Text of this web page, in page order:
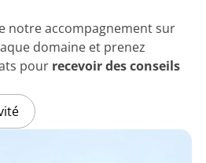
notre accompagnement sur
domaine et prenez
pour recevoir des conseils